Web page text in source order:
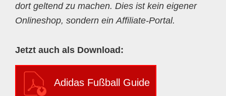
dort geltend zu machen. Dies ist kein eigener
Onlineshop, sondern ein Affiliate-Portal.
Jetzt auch als Download:
Adidas Fußball Guide